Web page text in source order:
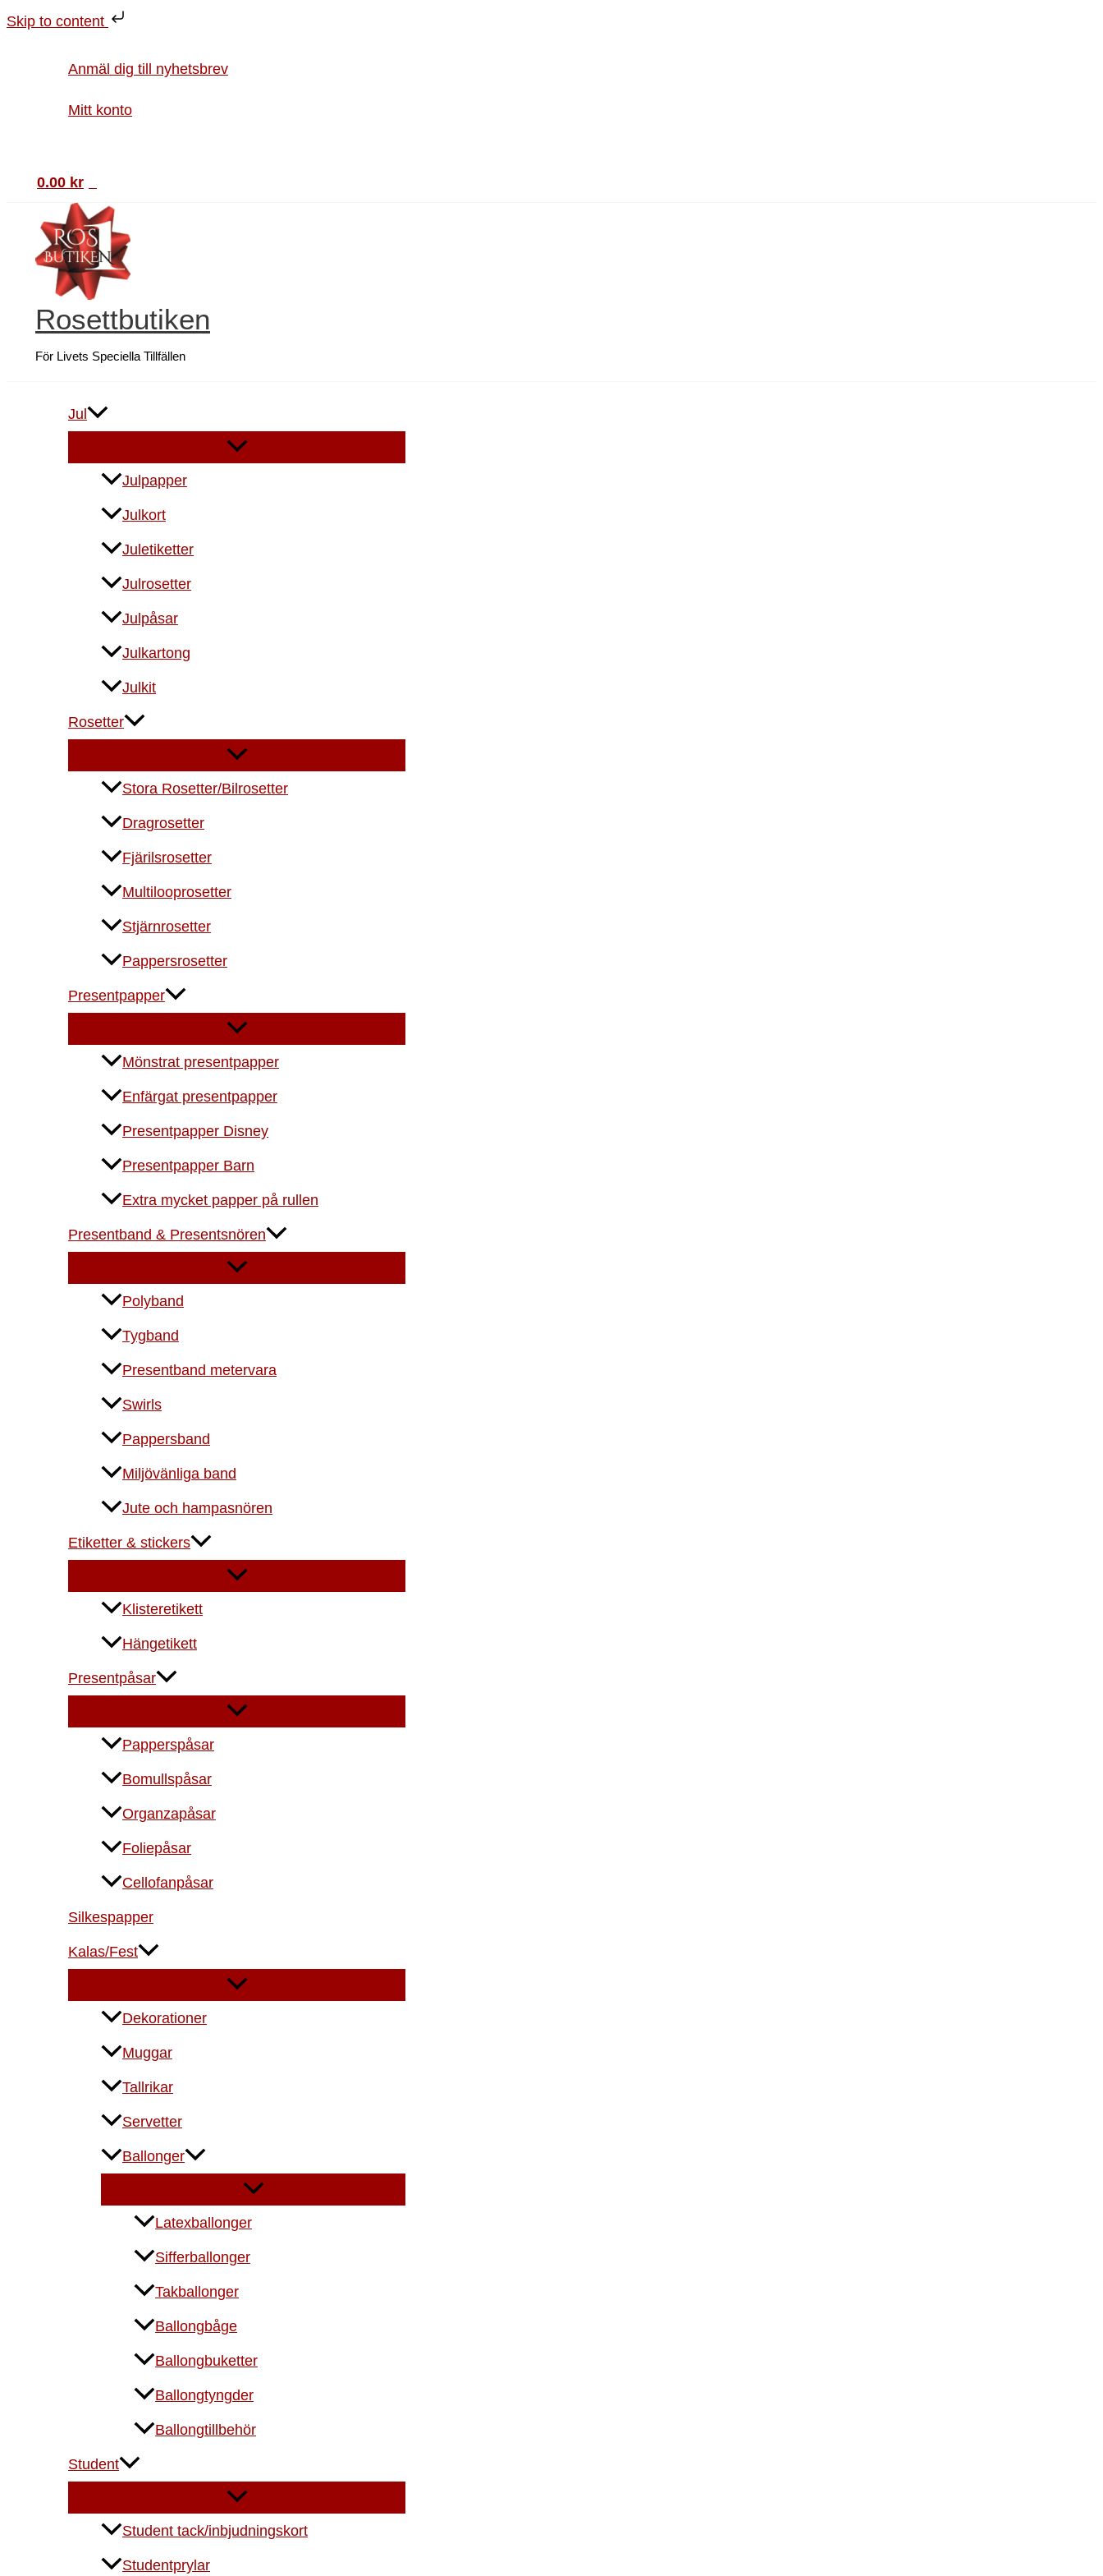
Skip to content
Hoppa
Anmäl dig till nyhetsbrev
Mitt konto
0.00 kr
Rosettbutiken
För Livets Speciella Tillfällen
Jul
Julpapper
Julkort
Juletiketter
Julrosetter
Julpåsar
Julkartong
Julkit
Rosetter
Stora Rosetter/Bilrosetter
Dragrosetter
Fjärilsrosetter
Multilooprosetter
Stjärnrosetter
Pappersrosetter
Presentpapper
Mönstrat presentpapper
Enfärgat presentpapper
Presentpapper Disney
Presentpapper Barn
Extra mycket papper på rullen
Presentband & Presentsnören
Polyband
Tygband
Presentband metervara
Swirls
Pappersband
Miljövänliga band
Jute och hampasnören
Etiketter & stickers
Klisteretikett
Hängetikett
Presentpåsar
Papperspåsar
Bomullspåsar
Organzapåsar
Foliepåsar
Cellofanpåsar
Silkespapper
Kalas/Fest
Dekorationer
Muggar
Tallrikar
Servetter
Ballonger
Latexballonger
Sifferballonger
Takballonger
Ballongbåge
Ballongbuketter
Ballongtyngder
Ballongtillbehör
Student
Student tack/inbjudningskort
Studentprylar
Placeringskort